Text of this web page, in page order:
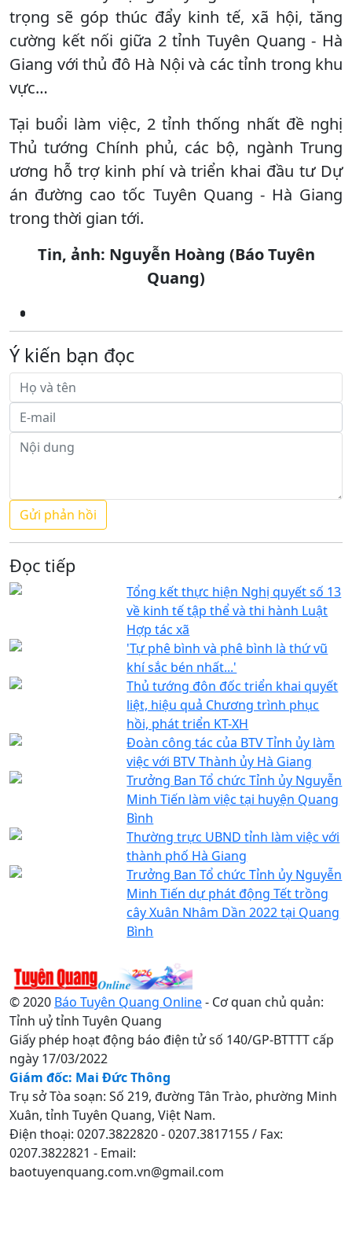
trọng sẽ góp thúc đẩy kinh tế, xã hội, tăng
cường kết nối giữa 2 tỉnh Tuyên Quang - Hà
Giang với thủ đô Hà Nội và các tỉnh trong khu
vực…
Tại buổi làm việc, 2 tỉnh thống nhất đề nghị
Thủ tướng Chính phủ, các bộ, ngành Trung
ương hỗ trợ kinh phí và triển khai đầu tư Dự
án đường cao tốc Tuyên Quang - Hà Giang
trong thời gian tới.
Tin, ảnh: Nguyễn Hoàng (Báo Tuyên
Quang)
Ý kiến bạn đọc
Đọc tiếp
Tổng kết thực hiện Nghị quyết số 13
về kinh tế tập thể và thi hành Luật
Hợp tác xã
'Tự phê bình và phê bình là thứ vũ
khí sắc bén nhất...'
Thủ tướng đôn đốc triển khai quyết
liệt, hiệu quả Chương trình phục
hồi, phát triển KT-XH
Đoàn công tác của BTV Tỉnh ủy làm
việc với BTV Thành ủy Hà Giang
Trưởng Ban Tổ chức Tỉnh ủy Nguyễn
Minh Tiến làm việc tại huyện Quang
Bình
Thường trực UBND tỉnh làm việc với
thành phố Hà Giang
Trưởng Ban Tổ chức Tỉnh ủy Nguyễn
Minh Tiến dự phát động Tết trồng
cây Xuân Nhâm Dần 2022 tại Quang
Bình
© 2020 Báo Tuyên Quang Online- Cơ quan chủ quản:
Tỉnh uỷ tỉnh Tuyên Quang
Giấy phép hoạt động báo điện tử số 140/GP-BTTTT cấp
ngày 17/03/2022
Giám đốc: Mai Đức Thông
Trụ sở Tòa soạn: Số 219, đường Tân Trào, phường Minh
Xuân, tỉnh Tuyên Quang, Việt Nam.
Điện thoại: 0207.3822820 - 0207.3817155 / Fax:
0207.3822821 - Email:
baotuyenquang.com.vn@gmail.com